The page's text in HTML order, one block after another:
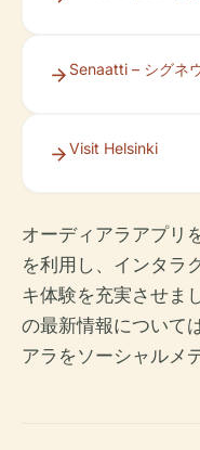
Senaatti – シグネ
Visit Helsinki
オーディアラアプリ
を利用し、インタラ
キ体験を充実させま
の最新情報について
アラをソーシャルメ